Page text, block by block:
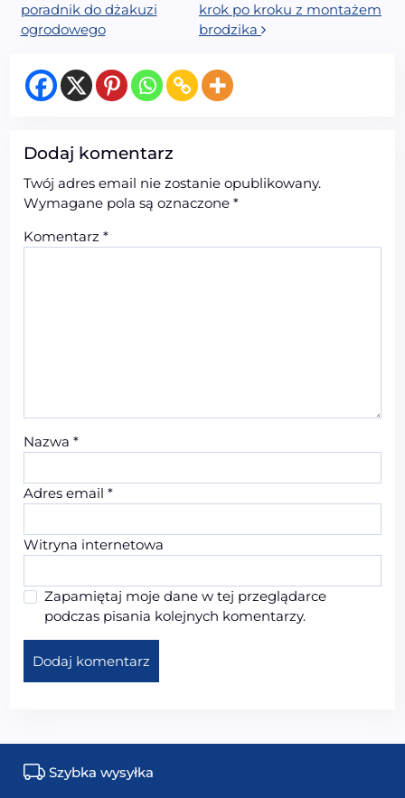
poradnik do dżakuzi
ogrodowego
krok po kroku z montażem
brodzika
Dodaj komentarz
Twój adres email nie zostanie opublikowany.
Wymagane pola są oznaczone*
Komentarz*
Nazwa*
Adres email*
Witryna internetowa
Zapamiętaj moje dane w tej przeglądarce
podczas pisania kolejnych komentarzy.
Szybka wysyłka